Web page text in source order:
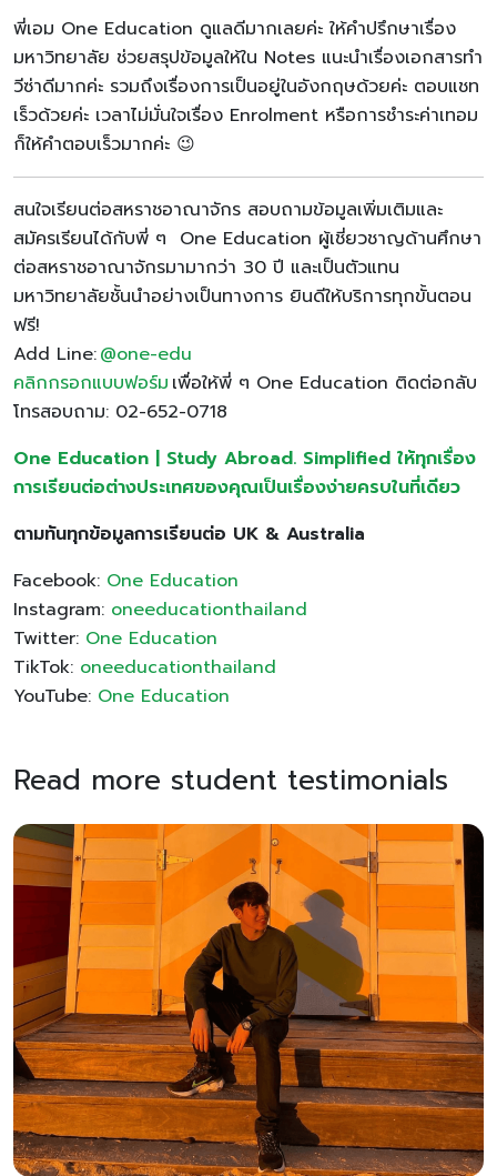
พี่เอม One Education ดูแลดีมากเลยค่ะ ให้คำปรึกษาเรื่อง
มหาวิทยาลัย ช่วยสรุปข้อมูลให้ใน Notes แนะนำเรื่องเอกสารทำ
วีซ่าดีมากค่ะ รวมถึงเรื่องการเป็นอยู่ในอังกฤษด้วยค่ะ ตอบแชท
เร็วด้วยค่ะ เวลาไม่มั่นใจเรื่อง Enrolment หรือการชำระค่าเทอม
ก็ให้คำตอบเร็วมากค่ะ 😉
สนใจเรียนต่อสหราชอาณาจักร สอบถามข้อมูลเพิ่มเติมและ
สมัครเรียนได้กับพี่ ๆ One Education ผู้เชี่ยวชาญด้านศึกษา
ต่อสหราชอาณาจักรมามากว่า 30 ปี และเป็นตัวแทน
มหาวิทยาลัยชั้นนำอย่างเป็นทางการ ยินดีให้บริการทุกขั้นตอน
ฟรี!
Add Line:@one-edu
คลิกกรอกแบบฟอร์ม เพื่อให้พี่ ๆ One Education ติดต่อกลับ
โทรสอบถาม: 02-652-0718
One Education | Study Abroad. Simplified ให้ทุกเรื่อง
การเรียนต่อต่างประเทศของคุณเป็นเรื่องง่ายครบในที่เดียว
ตามทันทุกข้อมูลการเรียนต่อ UK & Australia
Facebook: One Education
Instagram: oneeducationthailand
Twitter: One Education
TikTok: oneeducationthailand
YouTube: One Education
Read more student testimonials